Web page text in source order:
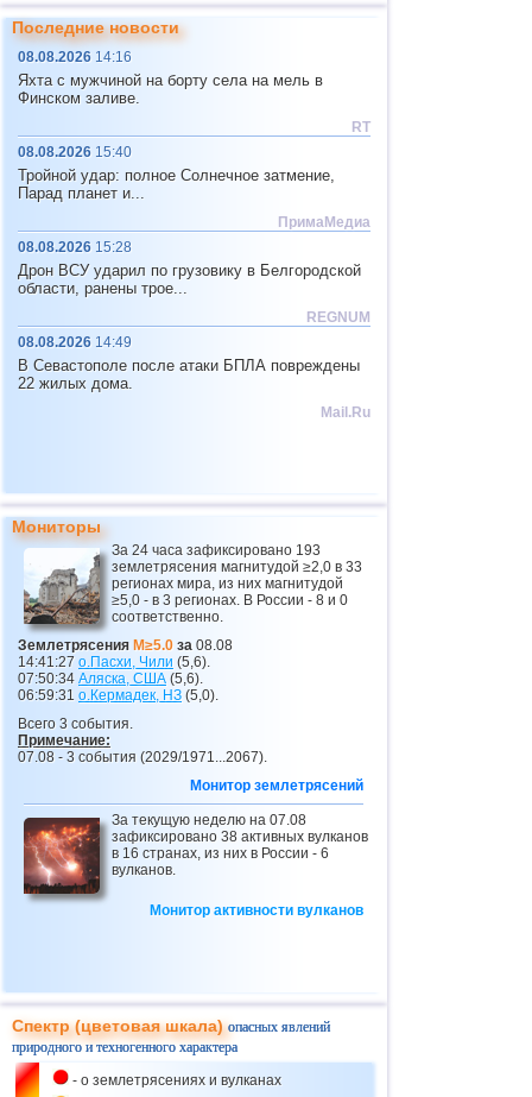
10 Индонезия 3,0...4,8 53
11 Тихоокеан.поднятие (восток)
12 Аргентина 3,0...4,6
1
14 Афганистан
15 Пакистан
3,0...4,4 46
17 Греция 2
18 о.Шпицберген и Ян-Майен
19 Тонга
20 Фиджи 4,2...4,3 2
4,3 1
24 Никарагуа 3,0...3,8 2
25 Бутан 3,8
Эквадор 3,0...3,7
27 Гватемала
28 Пуэрто-Рико
29 Сальвадор
30 Венесуэла
31 Турция
3,5
33 Хорватия 3,5 1
34 Коста-Рика
35 ДР 3,2...3,4 2
38 Африка 3,3 1
39 Румыния
40 Франция
Последние новости
08.08.2026 14:16
Яхта с мужчиной на борту села на мель в
Финском заливе.
RT
08.08.2026 15:40
Тройной удар: полное Солнечное затмение,
Парад планет и...
ПримаМедиа
08.08.2026 15:28
Дрон ВСУ ударил по грузовику в Белгородской
области, ранены трое...
REGNUM
08.08.2026 14:49
В Севастополе после атаки БПЛА повреждены
22 жилых дома.
Mail.Ru
Мониторы
За 24 часа зафиксировано 193
землетрясения магнитудой ≥2,0 в 33
регионах мира, из них магнитудой
≥5,0 - в 3 регионах. В России - 8 и 0
соответственно.
Землетрясения M≥5.0 за 08.08
14:41:27 о.Пасхи, Чили (5,6).
07:50:34 Аляска, США (5,6).
06:59:31 о.Кермадек, НЗ (5,0).
Всего 3 события.
Примечание:
07.08 - 3 события (2029/1971...2067).
Монитор землетрясений
За текущую неделю на 07.08
зафиксировано 38 активных вулканов
в 16 странах, из них в России - 6
вулканов.
Монитор активности вулканов
Спектр (цветовая шкала)опасных явлений
природного и техногенного характера
- о землетрясениях и вулканах